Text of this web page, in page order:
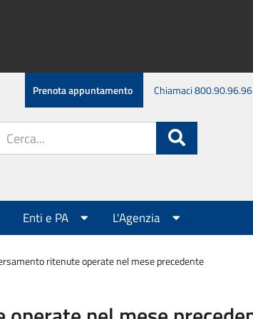
Prenota appuntamento Chiamaci 800.90.96.96
Enti e PA L'Agenzia
ritenute operate nel mese precedente